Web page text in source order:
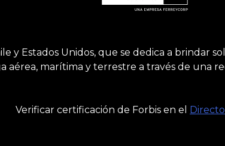
Estados Unidos, que se dedica a brindar
aérea, marítima y terrestre a través de una
Verificar certificación de Forbis en el